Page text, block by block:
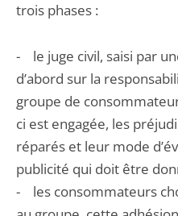
trois phases :
- le juge civil, saisi par
d’abord sur la
groupe de
ci est engagée, les
réparés et leur mode
publicité qui doit être
- les consommateurs